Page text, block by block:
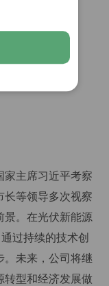
明度
家主席习近平考察
长等领导多次视察
景。在光伏新能源
过持续的技术创
。未来，公司将继
转型和经济发展做